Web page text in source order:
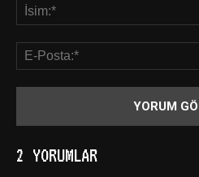
2 YORUMLAR